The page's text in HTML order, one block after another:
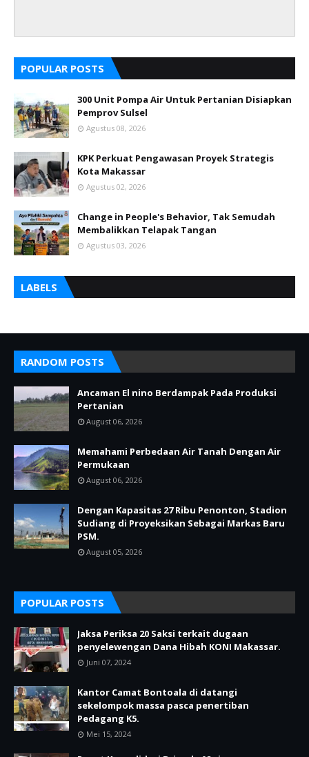
POPULAR POSTS
300 Unit Pompa Air Untuk Pertanian Disiapkan
Pemprov Sulsel
Agustus 08, 2026
KPK Perkuat Pengawasan Proyek Strategis
Kota Makassar
Agustus 02, 2026
Change in People's Behavior, Tak Semudah
Membalikkan Telapak Tangan
Agustus 03, 2026
LABELS
RANDOM POSTS
Ancaman El nino Berdampak Pada Produksi
Pertanian
August 06, 2026
Memahami Perbedaan Air Tanah Dengan Air
Permukaan
August 06, 2026
Dengan Kapasitas 27 Ribu Penonton, Stadion
Sudiang di Proyeksikan Sebagai Markas Baru
PSM.
August 05, 2026
POPULAR POSTS
Jaksa Periksa 20 Saksi terkait dugaan
penyelewengan Dana Hibah KONI Makassar.
Juni 07, 2024
Kantor Camat Bontoala di datangi
sekelompok massa pasca penertiban
Pedagang K5.
Mei 15, 2024